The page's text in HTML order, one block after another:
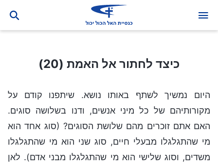
כיצד לחתור אל האמת (20)
היום נמשיך לשתף באותו נושא. שיתפנו קודם על
מקורותיהם של כל מיני אנשים, ודנו בשלושה סוגים.
האם אתם זוכרים מהם שלושת הסוגים? (סוג אחד הוא
מי שהתגלגלו מבעלי חיים, סוג שני הוא מי שהתגלגלו
משדים, וסוג שלישי הוא מי שהתגלגלו מבני אדם). לאן